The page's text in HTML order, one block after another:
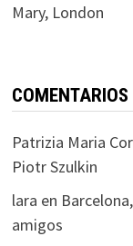
Mary, London
COMENTARIOS
Patrizia Maria
Piotr Szulkin
lara en
amigos